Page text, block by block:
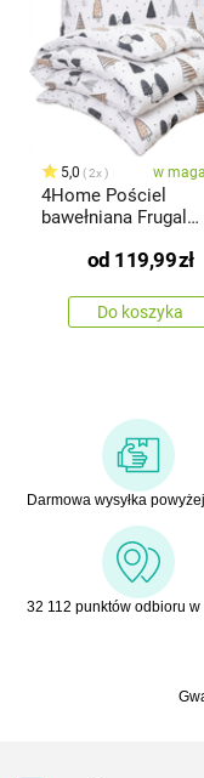
5,0 2x w
4Home Pościel
bawełniana Frugal
od 119,99zł
Do koszyka
Darmowa wysyłka
32 112 punktów odbioru w